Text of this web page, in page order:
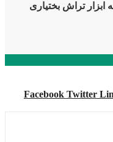
ابزار تراش بختیاری
Facebook Twitter